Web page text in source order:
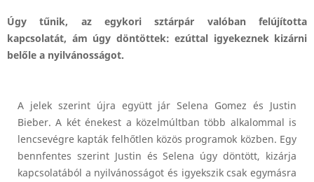
Úgy tűnik, az egykori sztárpár valóban felújította
kapcsolatát, ám úgy döntöttek: ezúttal igyekeznek kizárni
belőle a nyilvánosságot.
A jelek szerint újra együtt jár Selena Gomez és Justin
Bieber. A két énekest a közelmúltban több alkalommal is
lencsevégre kapták felhőtlen közös programok közben. Egy
bennfentes szerint Justin és Selena úgy döntött, kizárja
kapcsolatából a nyilvánosságot és igyekszik csak egymásra